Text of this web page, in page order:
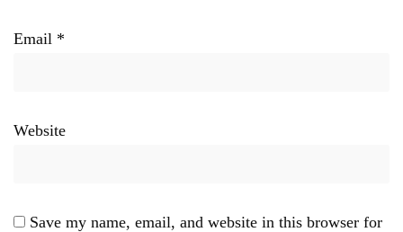
Email *
Website
Save my name, email, and website in this browser for